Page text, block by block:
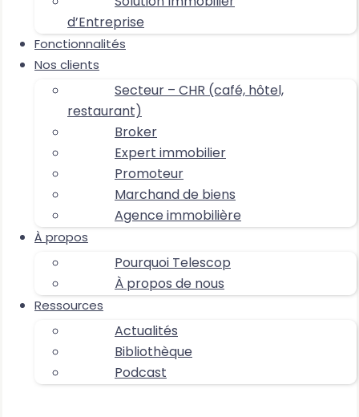
d’Entreprise
Fonctionnalités
Nos clients
Secteur – CHR (café, hôtel,
restaurant)
Broker
Expert immobilier
Promoteur
Marchand de biens
Agence immobilière
À propos
Pourquoi Telescop
À propos de nous
Ressources
Actualités
Bibliothèque
Podcast